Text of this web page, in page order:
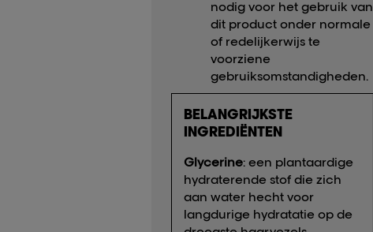
nodig voor het gebruik van
dit product onder normale
of redelijkerwijs te
voorziene
gebruiksomstandigheden.
BELANGRIJKSTE
INGREDIËNTEN
Glycerine: een plantaardige
hydraterende stof die zich
aan water hecht voor
langdurige hydratatie op de